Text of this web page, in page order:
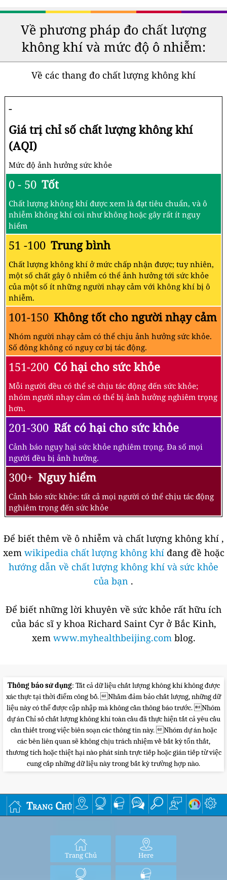
Về phương pháp đo chất lượng
không khí và mức độ ô nhiễm:
Về các thang đo chất lượng không khí
-
Giá trị chỉ số chất lượng không khí
(AQI)
Mức độ ảnh hưởng sức khỏe
0 - 50 Tốt
Chất lượng không khí được xem là đạt tiêu chuẩn, và ô
nhiễm không khí coi như không hoặc gây rất ít nguy
hiểm
51 -100 Trung bình
Chất lượng không khí ở mức chấp nhận được; tuy nhiên,
một số chất gây ô nhiễm có thể ảnh hưởng tới sức khỏe
của một số ít những người nhạy cảm với không khí bị ô
nhiễm.
101-150 Không tốt cho người nhạy cảm
Nhóm người nhạy cảm có thể chịu ảnh hưởng sức khỏe.
Số đông không có nguy cơ bị tác động.
151-200 Có hại cho sức khỏe
Mỗi người đều có thể sẽ chịu tác động đến sức khỏe;
nhóm người nhạy cảm có thể bị ảnh hưởng nghiêm trọng
hơn.
201-300 Rất có hại cho sức khỏe
Cảnh báo nguy hại sức khỏe nghiêm trọng. Đa số mọi
người đều bị ảnh hưởng.
300+ Nguy hiểm
Cảnh báo sức khỏe: tất cả mọi người có thể chịu tác động
nghiêm trọng đến sức khỏe
Để biết thêm về ô nhiễm và chất lượng không khí ,
xem wikipedia chất lượng không khíđang đề hoặc
hướng dẫn về chất lượng không khí và sức khỏe
của bạn .
Để biết những lời khuyên về sức khỏe rất hữu ích
của bác sĩ y khoa Richard Saint Cyr ở Bắc Kinh,
xem www.myhealthbeijing.com blog.
Thông báo sử dụng: Tất cả dữ liệu chất lượng không khí không được
xác thực tại thời điểm công bố. Nhằm đảm bảo chất lượng, những dữ
liệu này có thể được cập nhập mà không cần thông báo trước. Nhóm
dự án Chỉ số chất lượng không khí toàn cầu đã thực hiện tất cả yêu cầu
cần thiết trong việc biên soạn các thông tin này. Nhóm dự án hoặc
các bên liên quan sẽ không chịu trách nhiệm về bất kỳ tổn thất,
thương tích hoặc thiệt hại nào phát sinh trực tiếp hoặc gián tiếp từ việc
cung cấp những dữ liệu này trong bất kỳ trường hợp nào.
Trang Chủ
Trang Chủ Here